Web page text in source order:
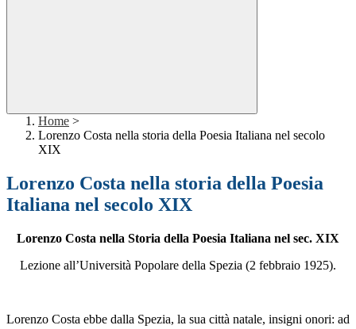
Home >
Lorenzo Costa nella storia della Poesia Italiana nel secolo
XIX
Lorenzo Costa nella storia della Poesia
Italiana nel secolo XIX
Lorenzo Costa nella Storia della Poesia Italiana nel sec. XIX
Lezione all’Università Popolare della Spezia (2 febbraio 1925).
Lorenzo Costa ebbe dalla Spezia, la sua città natale, insigni onori: ad